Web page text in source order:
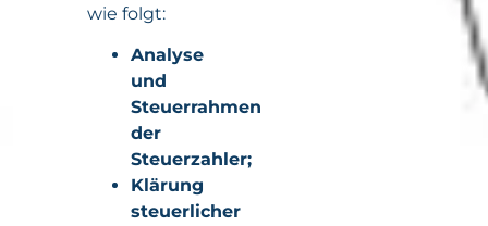
wie folgt:
Analyse
und
Steuerrahmen
der
Steuerzahler;
Klärung
steuerlicher